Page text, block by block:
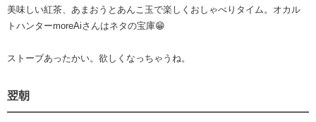
美味しい紅茶、あまおうとあんこ玉で楽しくおしゃべりタイム。オカル
トハンターmoreAiさんはネタの宝庫😁
ストーブあったかい。欲しくなっちゃうね。
翌朝